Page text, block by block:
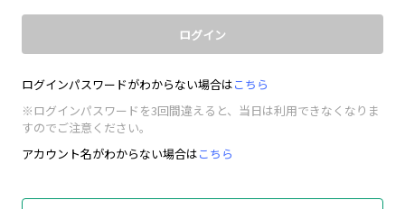
ログイン
ログインパスワードがわからない場合はこちら
※ログインパスワードを3回間違えると、当日は利用できなくなりま
すのでご注意ください。
アカウント名がわからない場合はこちら